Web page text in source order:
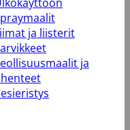
ja liisterit
ja